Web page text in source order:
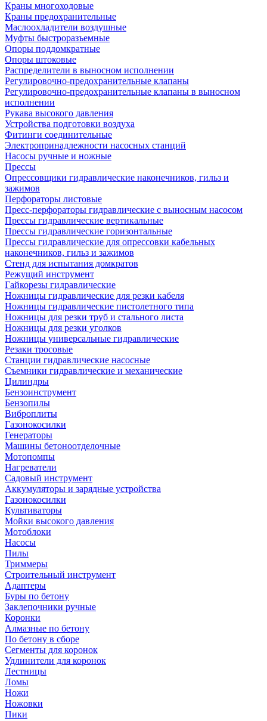
Краны многоходовые
Краны предохранительные
Маслоохладители воздушные
Муфты быстроразъемные
Опоры поддомкратные
Опоры штоковые
Распределители в выносном исполнении
Регулировочно-предохранительные клапаны
Регулировочно-предохранительные клапаны в выносном
исполнении
Рукава высокого давления
Устройства подготовки воздуха
Фитинги соединительные
Электропринадлежности насосных станций
Насосы ручные и ножные
Прессы
Опрессовщики гидравлические наконечников, гильз и
зажимов
Перфораторы листовые
Пресс-перфораторы гидравлические с выносным насосом
Прессы гидравлические вертикальные
Прессы гидравлические горизонтальные
Прессы гидравлические для опрессовки кабельных
наконечников, гильз и зажимов
Стенд для испытания домкратов
Режущий инструмент
Гайкорезы гидравлические
Ножницы гидравлические для резки кабеля
Ножницы гидравлические пистолетного типа
Ножницы для резки труб и стального листа
Ножницы для резки уголков
Ножницы универсальные гидравлические
Резаки тросовые
Станции гидравлические насосные
Съемники гидравлические и механические
Цилиндры
Бензоинструмент
Бензопилы
Виброплиты
Газонокосилки
Генераторы
Машины бетоноотделочные
Мотопомпы
Нагреватели
Садовый инструмент
Аккумуляторы и зарядные устройства
Газонокосилки
Культиваторы
Мойки высокого давления
Мотоблоки
Насосы
Пилы
Триммеры
Строительный инструмент
Адаптеры
Буры по бетону
Заклепочники ручные
Коронки
Алмазные по бетону
По бетону в сборе
Сегменты для коронок
Удлинители для коронок
Лестницы
Ломы
Ножи
Ножовки
Пики